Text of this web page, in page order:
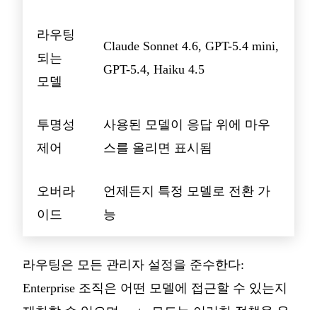
라우팅
되는
모델
Claude Sonnet 4.6, GPT-5.4 mini,
GPT-5.4, Haiku 4.5
투명성
제어
사용된 모델이 응답 위에 마우
스를 올리면 표시됨
오버라
이드
언제든지 특정 모델로 전환 가
능
라우팅은 모든 관리자 설정을 준수한다:
Enterprise 조직은 어떤 모델에 접근할 수 있는지